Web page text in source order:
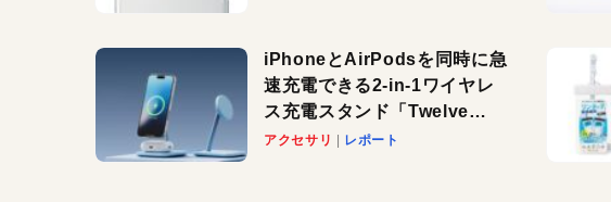
iPhoneとAirPodsを同時に急
速充電できる2-in-1ワイヤレ
ス充電スタンド「Twelve
South HiRise 2 Deluxe」が
アクセサリ レポート